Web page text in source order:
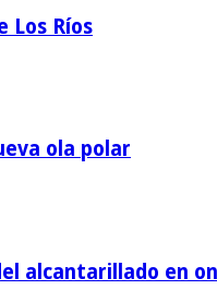
Los Ríos
ola polar
en